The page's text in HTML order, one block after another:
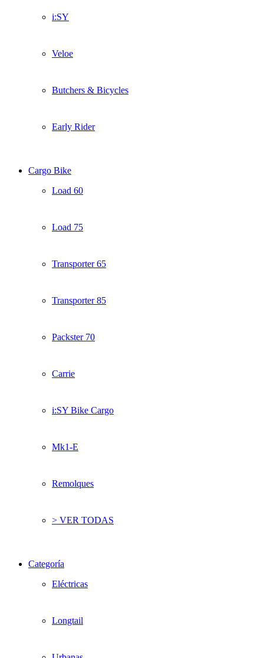
i:SY
Veloe
Butchers & Bicycles
Early Rider
Cargo Bike
Load 60
Load 75
Transporter 65
Transporter 85
Packster 70
Carrie
i:SY Bike Cargo
Mk1-E
Remolques
> VER TODAS
Categoría
Eléctricas
Longtail